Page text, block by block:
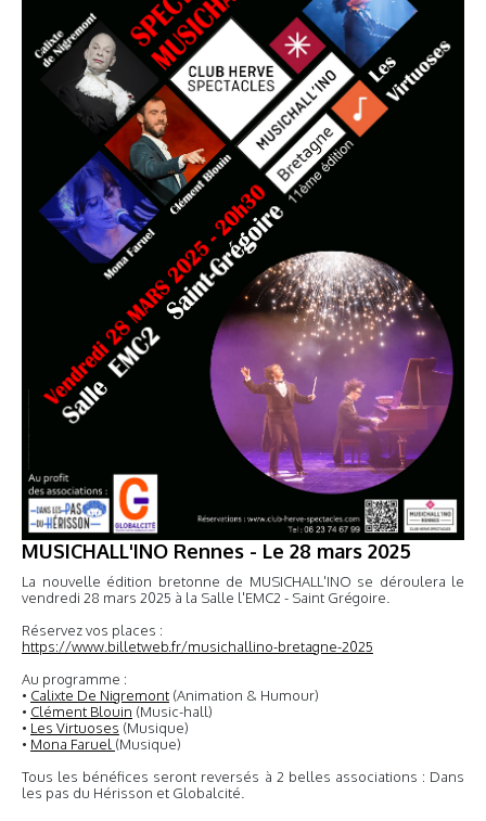
MUSICHALL'INO Rennes - Le 28 mars 2025
La nouvelle édition bretonne de MUSICHALL'INO se déroulera le
vendredi 28 mars 2025 à la Salle l'EMC2 - Saint Grégoire.
Réservez vos places :
https://www.billetweb.fr/musichallino-bretagne-2025
Au programme :
• Calixte De Nigremont (Animation & Humour)
• Clément Blouin (Music-hall)
• Les Virtuoses (Musique)
• Mona Faruel (Musique)
Tous les bénéfices seront reversés à 2 belles associations : Dans
les pas du Hérisson et Globalcité.